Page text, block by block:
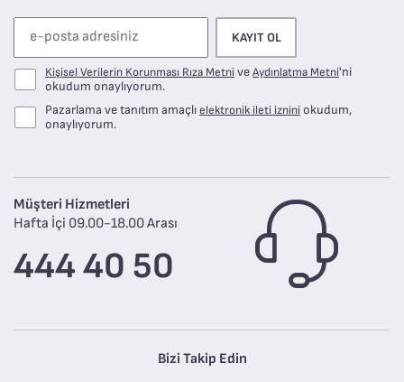
KAYIT OL
Kişisel Verilerin Korunması Rıza MetniveAydınlatma Metni'ni
okudum onaylıyorum.
Pazarlama ve tanıtım amaçlıelektronik ileti iznini okudum,
onaylıyorum.
Müşteri Hizmetleri
Hafta İçi 09.00-18.00 Arası
444 40 50
Bizi Takip Edin